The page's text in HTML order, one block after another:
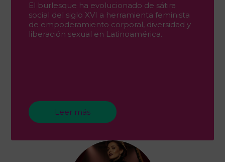
El burlesque ha evolucionado de sátira
social del siglo XVI a herramienta feminista
de empoderamiento corporal, diversidad y
liberación sexual en Latinoamérica.
Leer más